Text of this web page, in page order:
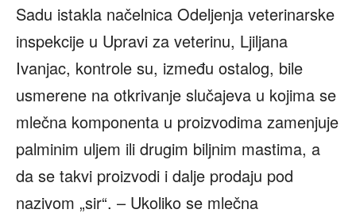
Sadu istakla načelnica Odeljenja veterinarske
inspekcije u Upravi za veterinu, Ljiljana
Ivanjac, kontrole su, između ostalog, bile
usmerene na otkrivanje slučajeva u kojima se
mlečna komponenta u proizvodima zamenjuje
palminim uljem ili drugim biljnim mastima, a
da se takvi proizvodi i dalje prodaju pod
nazivom „sir“. – Ukoliko se mlečna